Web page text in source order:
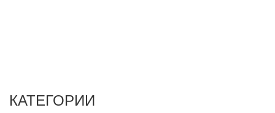
КАТЕГОРИИ